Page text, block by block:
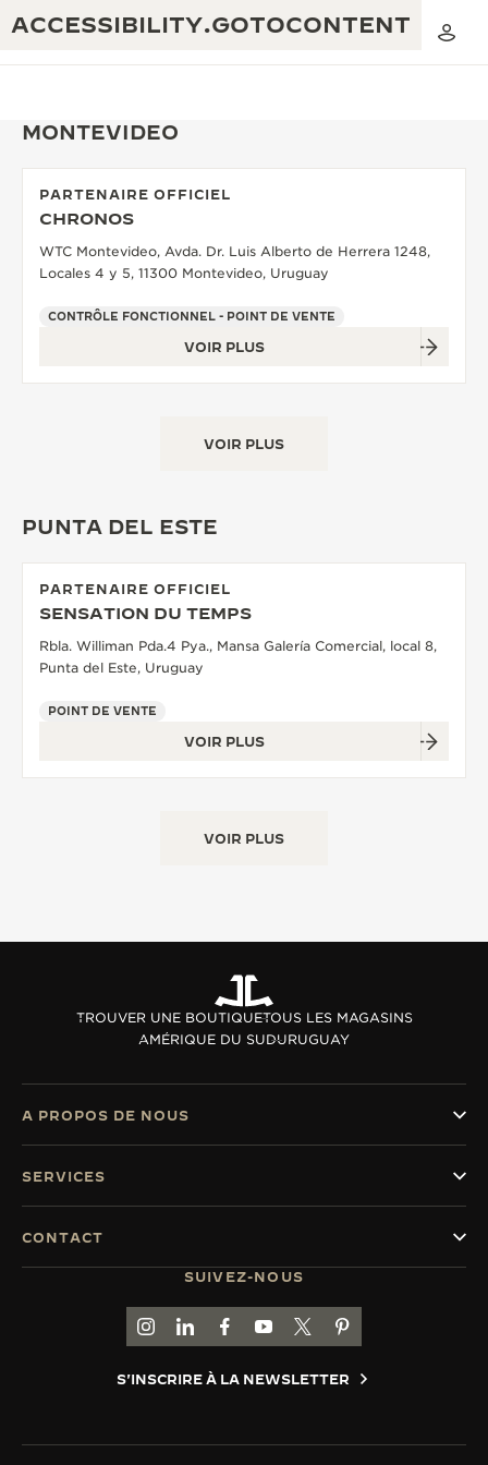
ACCESSIBILITY.GOTOCONTENT
GARANTIE DES MONTRES
THE REVERSO 1931 CAFÉ
EXPOSITION « THE PERPETUAL
LE VIRTUOSE DU SON
L’ODYSSÉE SIDÉRALE
LE PIONNIER DE LA PRÉCISION
VOIR LES ÉVÉNEMENTS
EXCELLENCE : PLUS DE 190 ANS
CRÉATIVITÉ : PLUS DE 430 BREVETS
INGÉNIOSITÉ : PLUS DE 1 400 CALIBRES
MONTEVIDEO
PARTENAIRE OFFICIEL
CHRONOS
WTC Montevideo, Avda. Dr. Luis Alberto de Herrera 1248,
Locales 4 y 5, 11300 Montevideo, Uruguay
CONTRÔLE FONCTIONNEL - POINT DE VENTE
VOIR PLUS
VOIR PLUS
PUNTA DEL ESTE
PARTENAIRE OFFICIEL
SENSATION DU TEMPS
Rbla. Williman Pda.4 Pya., Mansa Galería Comercial, local 8,
Punta del Este, Uruguay
POINT DE VENTE
VOIR PLUS
VOIR PLUS
TROUVER UNE BOUTIQUETOUS LES MAGASINS
AMÉRIQUE DU SUDURUGUAY
SUIVEZ-NOUS
ACCÉDER À LA PAGE INSTAGRAM DE
ACCÉDER À LA PAGE LINKEDIN DE
ALLER SUR LA PAGE JAEGER-
ACCÉDER À LA PAGE
ALLER SUR LA PAGE
ALLER SUR LA
S'INSCRIRE À LA NEWSLETTER
A PROPOS DE NOUS
SERVICES
CONTACT